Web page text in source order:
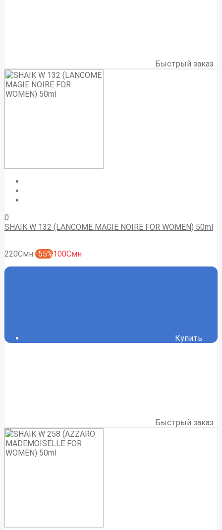
Быстрый заказ
0
SHAIK W 132 (LANCOME MAGIE NOIRE FOR WOMEN) 50ml
220Смн -55%100Смн
Купить
Быстрый заказ